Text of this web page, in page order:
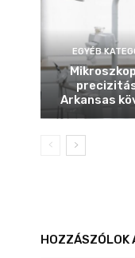
EGYÉB
Arkansas
HOZZÁSZÓLOK